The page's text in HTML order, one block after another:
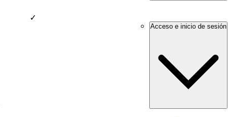
✓
Acceso e inicio de sesión